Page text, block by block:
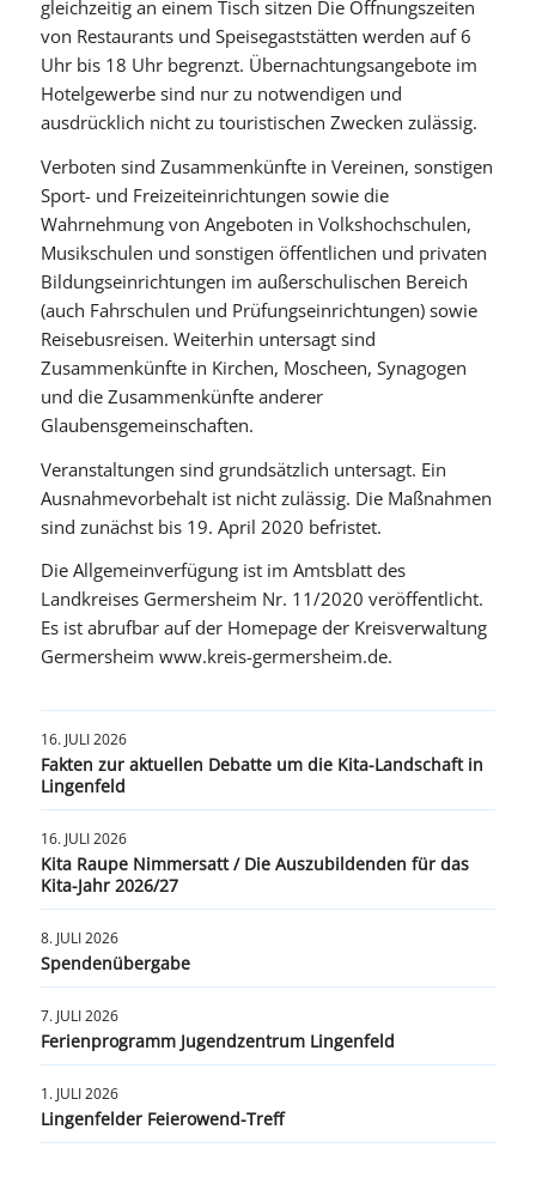
gleichzeitig an einem Tisch sitzen Die Öffnungszeiten
von Restaurants und Speisegaststätten werden auf 6
Uhr bis 18 Uhr begrenzt. Übernachtungsangebote im
Hotelgewerbe sind nur zu notwendigen und
ausdrücklich nicht zu touristischen Zwecken zulässig.
Verboten sind Zusammenkünfte in Vereinen, sonstigen
Sport- und Freizeiteinrichtungen sowie die
Wahrnehmung von Angeboten in Volkshochschulen,
Musikschulen und sonstigen öffentlichen und privaten
Bildungseinrichtungen im außerschulischen Bereich
(auch Fahrschulen und Prüfungseinrichtungen) sowie
Reisebusreisen. Weiterhin untersagt sind
Zusammenkünfte in Kirchen, Moscheen, Synagogen
und die Zusammenkünfte anderer
Glaubensgemeinschaften.
Veranstaltungen sind grundsätzlich untersagt. Ein
Ausnahmevorbehalt ist nicht zulässig. Die Maßnahmen
sind zunächst bis 19. April 2020 befristet.
Die Allgemeinverfügung ist im Amtsblatt des
Landkreises Germersheim Nr. 11/2020 veröffentlicht.
Es ist abrufbar auf der Homepage der Kreisverwaltung
Germersheim www.kreis-germersheim.de.
16. JULI 2026
Fakten zur aktuellen Debatte um die Kita-Landschaft in
Lingenfeld
16. JULI 2026
Kita Raupe Nimmersatt / Die Auszubildenden für das
Kita-Jahr 2026/27
8. JULI 2026
Spendenübergabe
7. JULI 2026
Ferienprogramm Jugendzentrum Lingenfeld
1. JULI 2026
Lingenfelder Feierowend-Treff